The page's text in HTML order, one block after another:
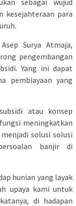
sebagai wujud
kesejahteraan para
Surya Atmaja,
pengembangan
Yang ini dapat
pembiayaan yang
atau konsep
meningkatkan
solusi solusi
banjir di
hunian yang layak
upaya kami untuk
di hadapan